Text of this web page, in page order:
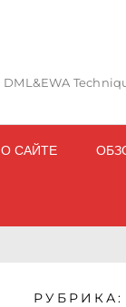
DML&EWA
О САЙТЕ
РУБРИКА: